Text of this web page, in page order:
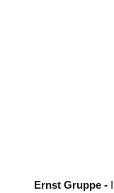
Ernst Gruppe -